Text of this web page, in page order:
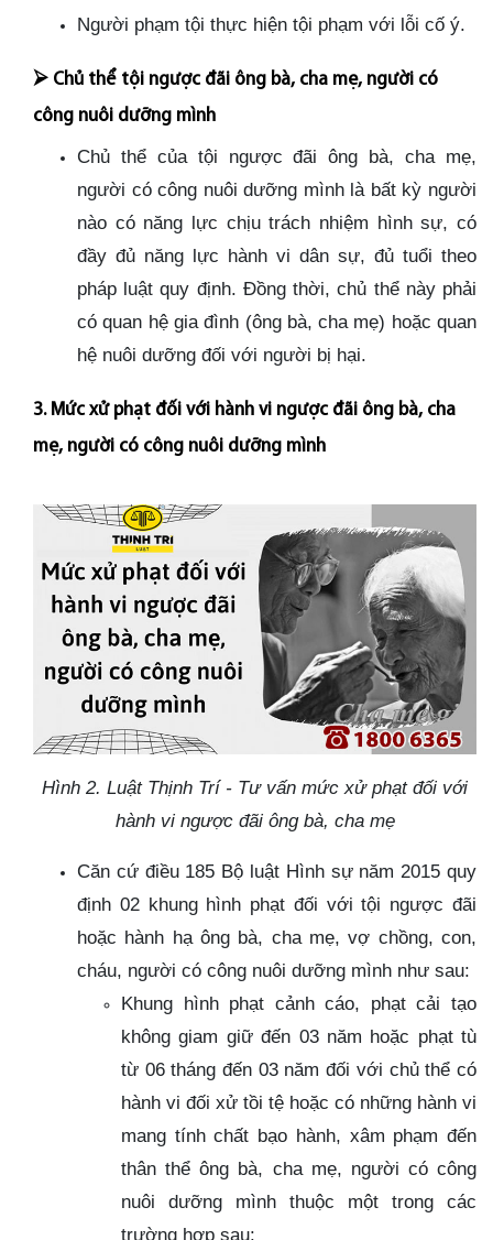
Người phạm tội thực hiện tội phạm với lỗi cố ý.
⮚ Chủ thể tội ngược đãi ông bà, cha mẹ, người có
công nuôi dưỡng mình
Chủ thể của tội ngược đãi ông bà, cha mẹ,
người có công nuôi dưỡng mình là bất kỳ người
nào có năng lực chịu trách nhiệm hình sự, có
đầy đủ năng lực hành vi dân sự, đủ tuổi theo
pháp luật quy định. Đồng thời, chủ thể này phải
có quan hệ gia đình (ông bà, cha mẹ) hoặc quan
hệ nuôi dưỡng đối với người bị hại.
3. Mức xử phạt đối với hành vi ngược đãi ông bà, cha
mẹ, người có công nuôi dưỡng mình
Hình 2. Luật Thịnh Trí - Tư vấn mức xử phạt đối với
hành vi ngược đãi ông bà, cha mẹ
Căn cứ điều 185 Bộ luật Hình sự năm 2015 quy
định 02 khung hình phạt đối với tội ngược đãi
hoặc hành hạ ông bà, cha mẹ, vợ chồng, con,
cháu, người có công nuôi dưỡng mình như sau:
Khung hình phạt cảnh cáo, phạt cải tạo
không giam giữ đến 03 năm hoặc phạt tù
từ 06 tháng đến 03 năm đối với chủ thể có
hành vi đối xử tồi tệ hoặc có những hành vi
mang tính chất bạo hành, xâm phạm đến
thân thể ông bà, cha mẹ, người có công
nuôi dưỡng mình thuộc một trong các
trường hợp sau: